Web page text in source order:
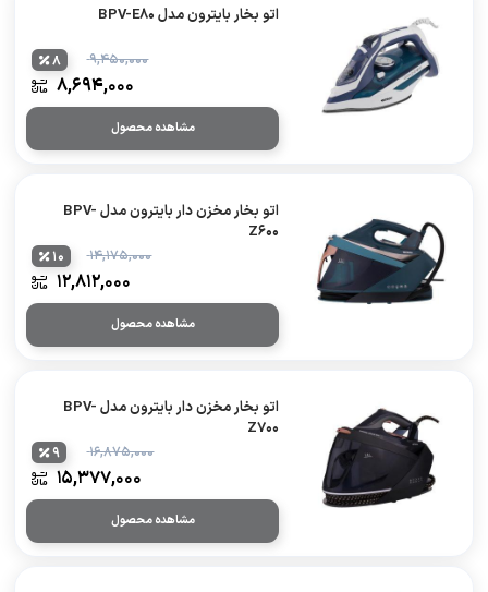
اتو بخار بایترون مدل BPV-E80
۹,۴۵۰,۰۰۰
۸,۶۹۴,۰۰۰
8
مشاهده محصول
اتو بخار مخزن دار بایترون مدل BPV-
Z600
۱۴,۱۷۵,۰۰۰
۱۲,۸۱۲,۰۰۰
10
مشاهده محصول
اتو بخار مخزن دار بایترون مدل BPV-
Z700
۱۶,۸۷۵,۰۰۰
۱۵,۳۷۷,۰۰۰
9
مشاهده محصول